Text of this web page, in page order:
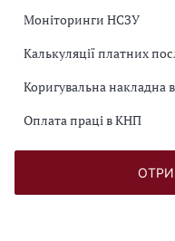
Моніторинги НСЗУ
Калькуляції платних
Коригувальна накладна
Оплата праці в КНП